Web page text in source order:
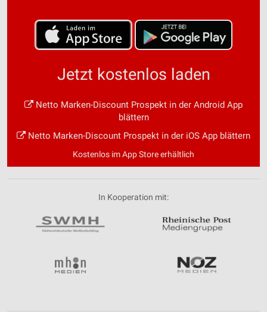
Jetzt kostenlos laden
Netto Marken-Discount Prospekt in der Android App
blättern
Netto Marken-Discount Prospekt in der iOS App blättern
Kostenlos im App Store erhältlich
In Kooperation mit: